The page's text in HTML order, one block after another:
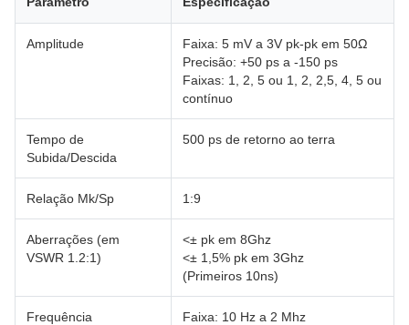
Amplitude
Faixa: 5 mV a 3V pk-pk em 50Ω
Precisão: +50 ps a -150 ps
Faixas: 1, 2, 5 ou 1, 2, 2,5, 4, 5 ou
contínuo
Tempo de
Subida/Descida
500 ps de retorno ao terra
Relação Mk/Sp 1:9
Aberrações (em
VSWR 1.2:1)
<± pk em 8Ghz
<± 1,5% pk em 3Ghz
(Primeiros 10ns)
Frequência
Faixa: 10 Hz a 2 Mhz